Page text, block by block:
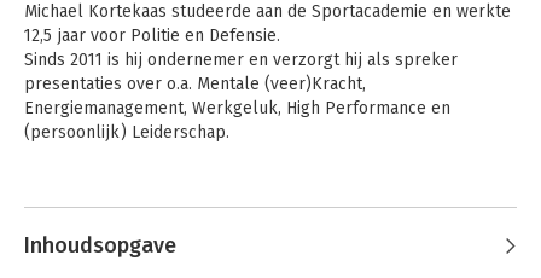
Michael Kortekaas studeerde aan de Sportacademie en werkte
12,5 jaar voor Politie en Defensie.
Sinds 2011 is hij ondernemer en verzorgt hij als spreker
presentaties over o.a. Mentale (veer)Kracht,
Energiemanagement, Werkgeluk, High Performance en
(persoonlijk) Leiderschap.
Andere boeken door Michael
Kortekaas
Inhoudsopgave